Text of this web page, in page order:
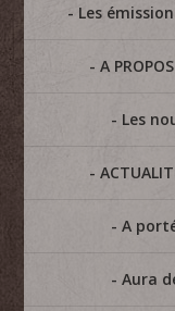
Les
A
Les
A
Aura